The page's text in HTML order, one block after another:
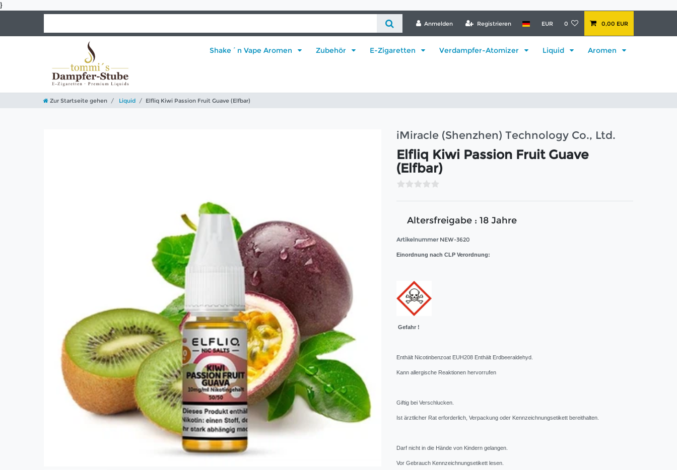
}
Anmelden Registrieren EUR 0 0,00 EUR
Shake´n Vape Aromen Zubehör E-Zigaretten Verdampfer-Atomizer Liquid Aromen
Zur Startseite gehen Liquid Elfliq Kiwi Passion Fruit Guave (Elfbar)
iMiracle (Shenzhen) Technology Co., Ltd.
Elfliq Kiwi Passion Fruit Guave
(Elfbar)
Altersfreigabe : 18 Jahre
Artikelnummer NEW-3620
Einordnung nach CLP Verordnung:
Gefahr !
Enthält Nicotinbenzoat EUH208 Enthält Erdbeeraldehyd.
Kann allergische Reaktionen hervorrufen
Giftig bei Verschlucken.
Ist ärztlicher Rat erforderlich, Verpackung oder Kennzeichnungsetikett bereithalten.
Darf nicht in die Hände von Kindern gelangen.
Vor Gebrauch Kennzeichnungsetikett lesen.